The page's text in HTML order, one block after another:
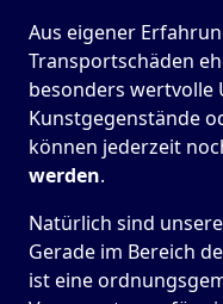
Aus eigener
Transportschäden
besonders wertvolle
Kunstgegenstände
können jederzeit
werden.
Natürlich sind
Gerade im Bereich
ist eine